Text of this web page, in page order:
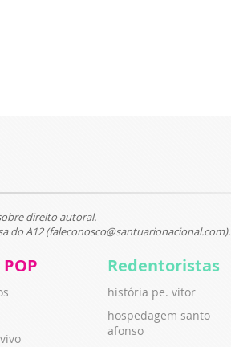
direito autoral.
do A12 (faleconosco@santuarionacional.com).
Redentoristas
história pe. vitor
hospedagem santo
afonso